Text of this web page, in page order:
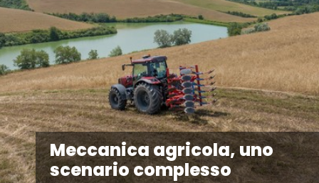
Meccanica agricola, uno
scenario complesso